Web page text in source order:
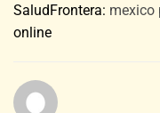
SaludFrontera: mexico
online